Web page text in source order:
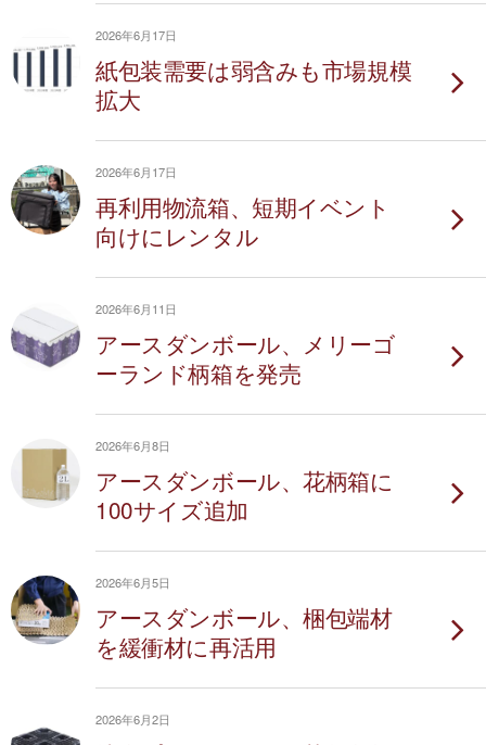
2026年6月17日
紙包装需要は弱含みも市場規模
拡大
2026年6月17日
再利用物流箱、短期イベント
向けにレンタル
2026年6月11日
アースダンボール、メリーゴ
ーランド柄箱を発売
2026年6月8日
アースダンボール、花柄箱に
100サイズ追加
2026年6月5日
アースダンボール、梱包端材
を緩衝材に再活用
2026年6月2日